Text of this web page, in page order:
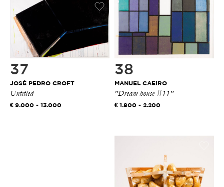
37
JOSÉ PEDRO CROFT
Untitled
9.000 - 13.000
38
MANUEL CAEIRO
"Dream house #11"
1.800 - 2.200